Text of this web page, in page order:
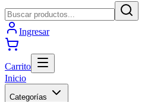
Ingresar
Carrito
Inicio
Categorías